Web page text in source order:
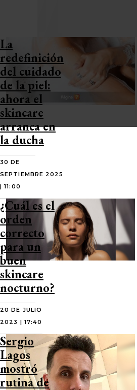
La
redefinición
del cuidado
de la piel:
ahora el
skincare
arranca en
la ducha
30 DE
SEPTIEMBRE 2025
| 11:00
¿Cuál es el
orden
correcto
para un
buen
skincare
nocturno?
20 DE JULIO
2023 | 17:40
Sergio
Lagos
mostró
rutina de